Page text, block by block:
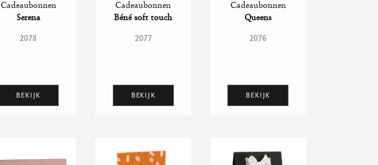
Cadeaubonnen
Serena
2078
BEKIJK
Cadeaubonnen
Béné soft touch
2077
BEKIJK
Cadeaubonnen
Queens
2076
BEKIJK